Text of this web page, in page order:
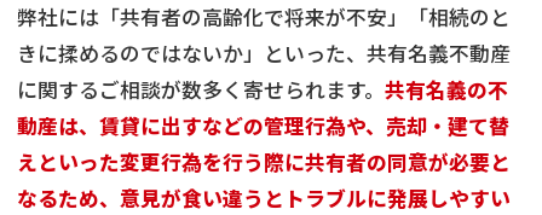
ゴミ屋敷 任意売却
リースバック
訳あり不動産 不動産投資
土地売却 不動産相続
借地 不動産リースバック
業者を探す
弊社には「共有者の高齢化で将来が不安」「相続のと
きに揉めるのではないか」といった、共有名義不動産
に関するご相談が数多く寄せられます。 共有名義の不
動産は、賃貸に出すなどの管理行為や、売却・建て替
えといった変更行為を行う際に共有者の同意が必要と
なるため、意見が食い違うとトラブルに発展しやすい